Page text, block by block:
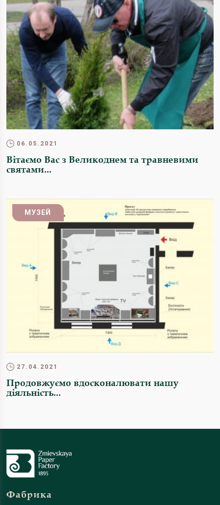
06.05.2021
Вітаємо Вас з Великоднем та травневими
святами...
МУЗЕЙ
27.04.2021
Продовжуємо вдосконалювати нашу
діяльність...
Фабрика